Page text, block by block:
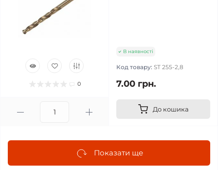
0
В наявності
Код товару: ST 255-2,8
7.00 грн.
До кошика
Показати ще